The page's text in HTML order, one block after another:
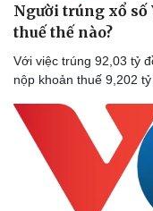
Doanh nghiệp
Thông tin doanh nghiệp
Doanh nghiệp 24h
Doanh nhân
Vì cộng đồng
Người trúng xổ
thuế thế nào?
Với việc trúng 92,03 tỷ
nộp khoản thuế 9,202